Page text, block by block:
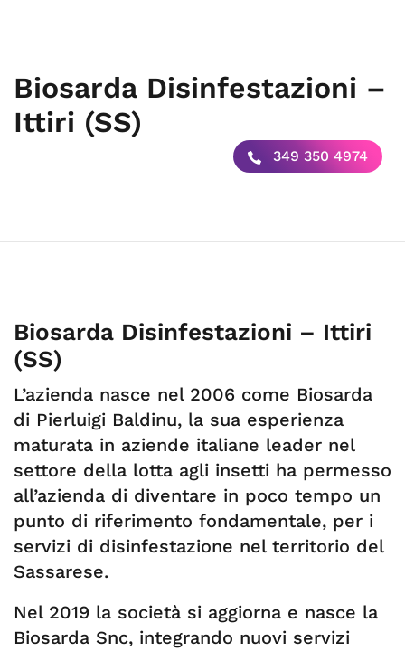
Biosarda Disinfestazioni –
Ittiri (SS)
349 350 4974
Biosarda Disinfestazioni – Ittiri
(SS)
L’azienda nasce nel 2006 come Biosarda
di Pierluigi Baldinu, la sua esperienza
maturata in aziende italiane leader nel
settore della lotta agli insetti ha permesso
all’azienda di diventare in poco tempo un
punto di riferimento fondamentale, per i
servizi di disinfestazione nel territorio del
Sassarese.
Nel 2019 la società si aggiorna e nasce la
Biosarda Snc, integrando nuovi servizi